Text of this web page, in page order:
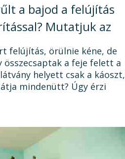
a bajod a felújítás
Mutatjuk az
felújítás, örülnie kéne, de
összecsaptak a feje felett a
helyett csak a káoszt,
mindenütt? Úgy érzi